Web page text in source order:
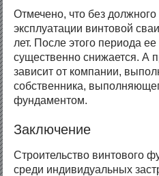
Отмечено, что без
эксплуатации винтовой
лет. После этого периода
существенно снижается. А
зависит от компании,
собственника,
фундаментом.
Заключение
Строительство винтового
среди индивидуальных